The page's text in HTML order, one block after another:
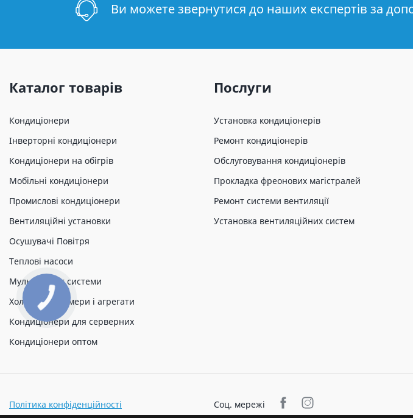
Ви можете звернутися до наших експертів за
Каталог товарів
Кондиціонери
Інверторні кондиціонери
Кондиціонери на обігрів
Мобільні кондиціонери
Промислові кондиціонери
Вентиляційні установки
Осушувачі Повітря
Теплові насоси
Мульти спліт системи
Холодильні камери і агрегати
Кондиціонери для серверних
Кондиціонери оптом
Послуги
Установка кондиціонерів
Ремонт кондиціонерів
Обслуговування кондиціонерів
Прокладка фреонових магістралей
Ремонт системи вентиляції
Установка вентиляційних систем
Політика конфіденційності Соц. мережі